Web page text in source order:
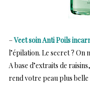
–Veet soin Anti Poils
l’épilation. Le secret ? On
A base d’extraits de
rend votre peau plus